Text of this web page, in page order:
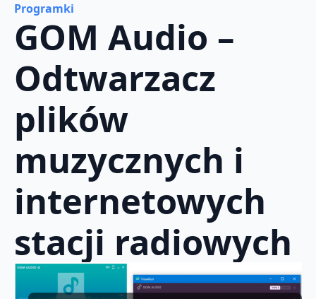
Programki
GOM Audio –
Odtwarzacz
plików
muzycznych i
internetowych
stacji radiowych